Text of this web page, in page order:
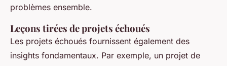
problèmes ensemble.
Leçons tirées de projets échoués
Les projets échoués fournissent également des
insights fondamentaux. Par exemple, un projet de